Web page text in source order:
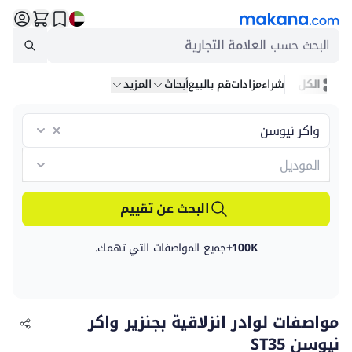
البحث حسب العلامة التجارية
الكل شراءمزاداتقم بالبيعأبحاث المزيد
البحث عن تقييم
100K+ جميع المواصفات التي تهمك.
مواصفات لوادر انزلاقية بجنزير واكر
نيوسن ST35